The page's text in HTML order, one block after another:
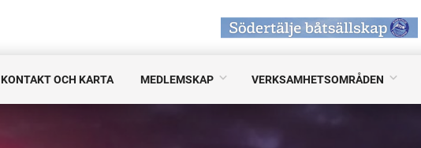
KONTAKT OCH KARTA MEDLEMSKAP VERKSAMHETSOMRÅDEN